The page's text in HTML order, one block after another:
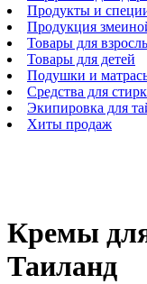
Продукты и
Продукция
Товары для
Товары для детей
Подушки и
Средства для
Экипировка для
Хиты продаж
Кремы
Таиланд